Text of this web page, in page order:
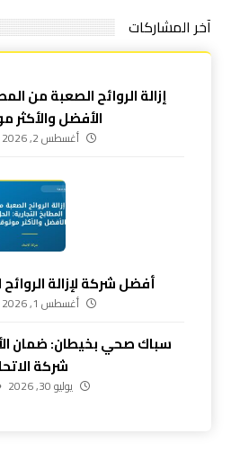
آخر المشاركات
إزالة الروائح الصعبة من
الأفضل والأكثر
أغسطس 2, 2026
أفضل شركة لإزالة
أغسطس 1, 2026
سباك صحي بخيطان: ضمان
شركة
يوليو 30, 2026